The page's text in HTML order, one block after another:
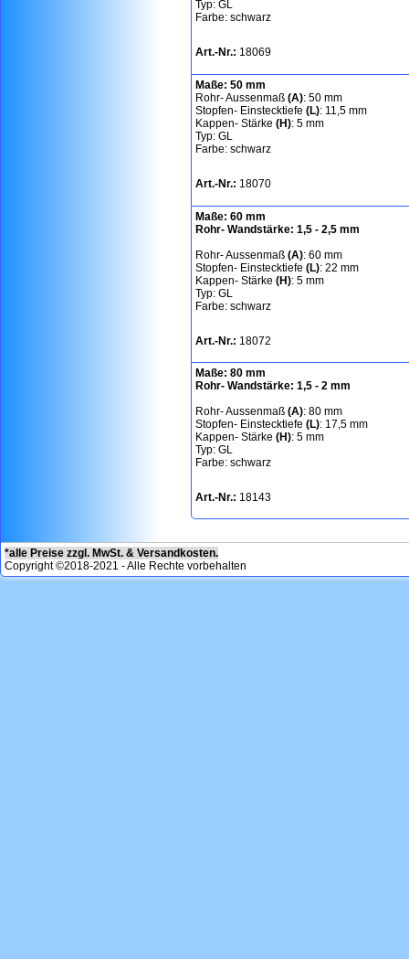
Typ: GL
Farbe: schwarz
Art.-Nr.: 18069
Maße: 50 mm
Rohr- Aussenmaß (A): 50 mm
Stopfen- Einstecktiefe (L): 11,5 mm
Kappen- Stärke (H): 5 mm
Typ: GL
Farbe: schwarz
Art.-Nr.: 18070
Maße: 60 mm
Rohr- Wandstärke: 1,5 - 2,5 mm
Rohr- Aussenmaß (A): 60 mm
Stopfen- Einstecktiefe (L): 22 mm
Kappen- Stärke (H): 5 mm
Typ: GL
Farbe: schwarz
Art.-Nr.: 18072
Maße: 80 mm
Rohr- Wandstärke: 1,5 - 2 mm
Rohr- Aussenmaß (A): 80 mm
Stopfen- Einstecktiefe (L): 17,5 mm
Kappen- Stärke (H): 5 mm
Typ: GL
Farbe: schwarz
Art.-Nr.: 18143
*alle Preise zzgl. MwSt. & Versandkosten.
Copyright ©2018-2021 - Alle Rechte vorbehalten